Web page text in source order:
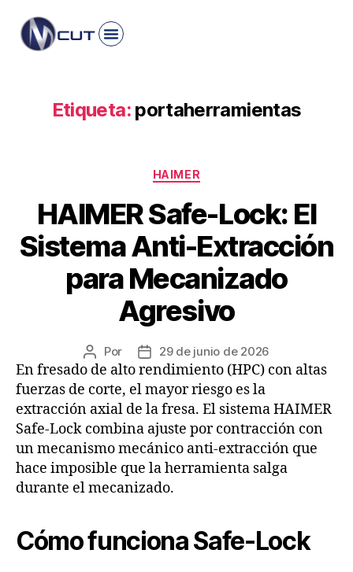
Etiqueta: portaherramientas
HAIMER
HAIMER Safe-Lock: El
Sistema Anti-Extracción
para Mecanizado
Agresivo
Por 29 de junio de 2026
En fresado de alto rendimiento (HPC) con altas
fuerzas de corte, el mayor riesgo es la
extracción axial de la fresa. El sistema HAIMER
Safe-Lock combina ajuste por contracción con
un mecanismo mecánico anti-extracción que
hace imposible que la herramienta salga
durante el mecanizado.
Cómo funciona Safe-Lock